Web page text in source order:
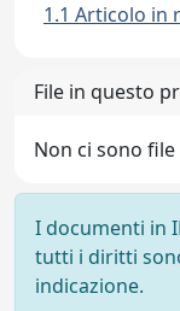
1.1 Articolo in
File in questo
Non ci sono
I documenti in
tutti i diritti
indicazione.